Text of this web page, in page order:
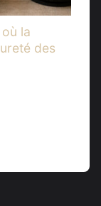
la
des